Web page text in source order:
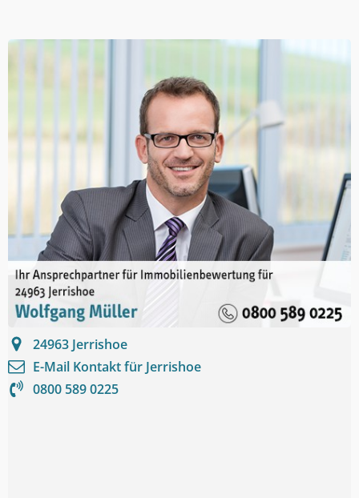
24963 Jerrishoe
E-Mail Kontakt für Jerrishoe
0800 589 0225